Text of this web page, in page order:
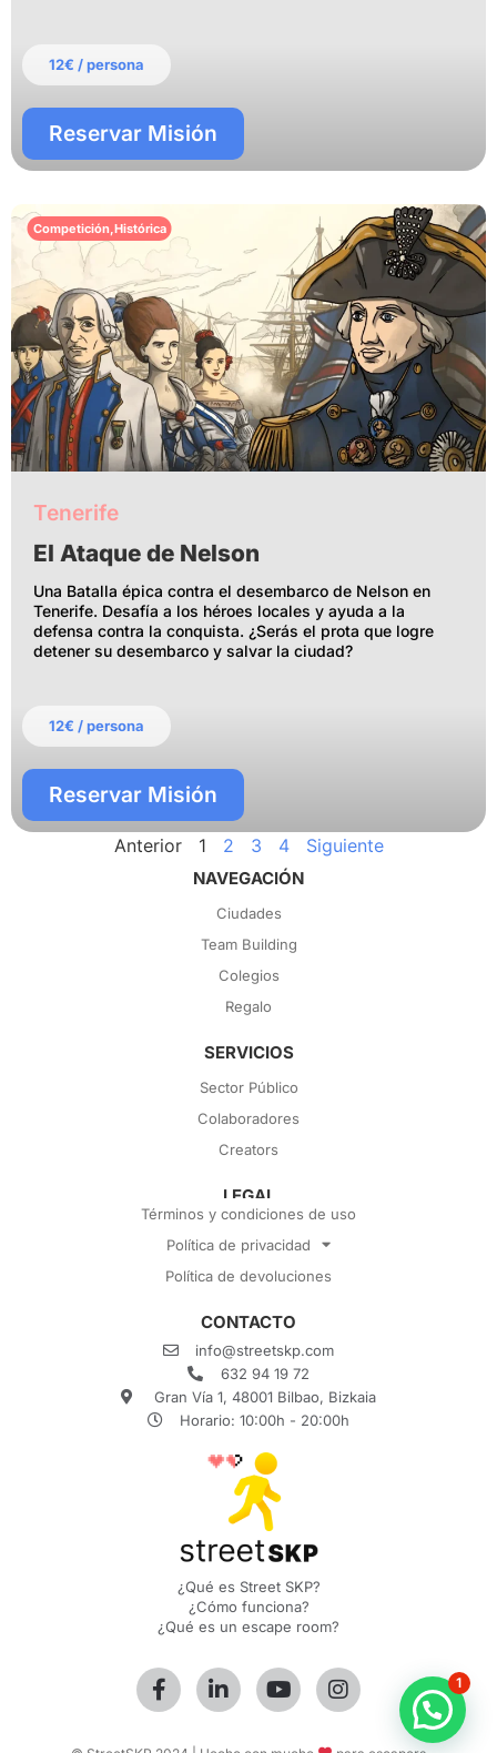
12€ / persona
Reservar Misión
Competición,Histórica
Tenerife
El Ataque de Nelson
Una Batalla épica contra el desembarco de Nelson en
Tenerife. Desafía a los héroes locales y ayuda a la
defensa contra la conquista. ¿Serás el prota que logre
detener su desembarco y salvar la ciudad?
12€ / persona
Reservar Misión
Anterior 1 2 3 4 Siguiente
NAVEGACIÓN
Ciudades
Team Building
Colegios
Regalo
SERVICIOS
Sector Público
Colaboradores
Creators
LEGAL
Términos y condiciones de uso
Política de privacidad
Política de devoluciones
CONTACTO
info@streetskp.com
632 94 19 72
Gran Vía 1, 48001 Bilbao, Bizkaia
Horario: 10:00h - 20:00h
¿Qué es Street SKP?
¿Cómo funciona?
¿Qué es un escape room?
1